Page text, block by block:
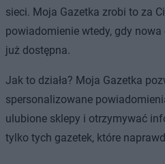
sieci. Moja Gazetka zrobi to za
powiadomienie wtedy, gdy
już dostępna.
Jak to działa? Moja Gazetka
spersonalizowane
ulubione sklepy i otrzymywać
tylko tych gazetek, które